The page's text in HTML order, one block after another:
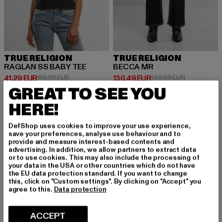
TRUE RELIGION
RAGLAN SS BABY TEE
41,29 EUR
Prix courant: 41,29 EUR
69,99 EURPrix en promotion: 69,99 EUR
TRUE RELIGION
BECCA MR
130,49 EUR
Prix courant: 130,49 EUR
149,99 EURPrix en
-13%
GREAT TO SEE YOU
HERE!
DefShop uses cookies to improve your use experience,
save your preferences, analyse use behaviour and to
provide and measure interest-based contents and
advertising. In addition, we allow partners to extract data
or to use cookies. This may also include the processing of
your data in the USA or other countries which do not have
the EU data protection standard. If you want to change
this, click on "Custom settings". By clicking on "Accept" you
agree to this. Data protection
ACCEPT